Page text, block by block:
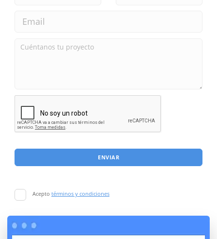
ENVIAR
Acepto términos y condiciones